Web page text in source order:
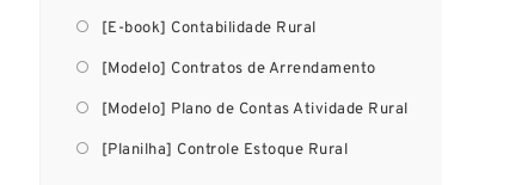
[E-book] Contabilidade Rural
[Modelo] Contratos de Arrendamento
[Modelo] Plano de Contas Atividade Rural
[Planilha] Controle Estoque Rural